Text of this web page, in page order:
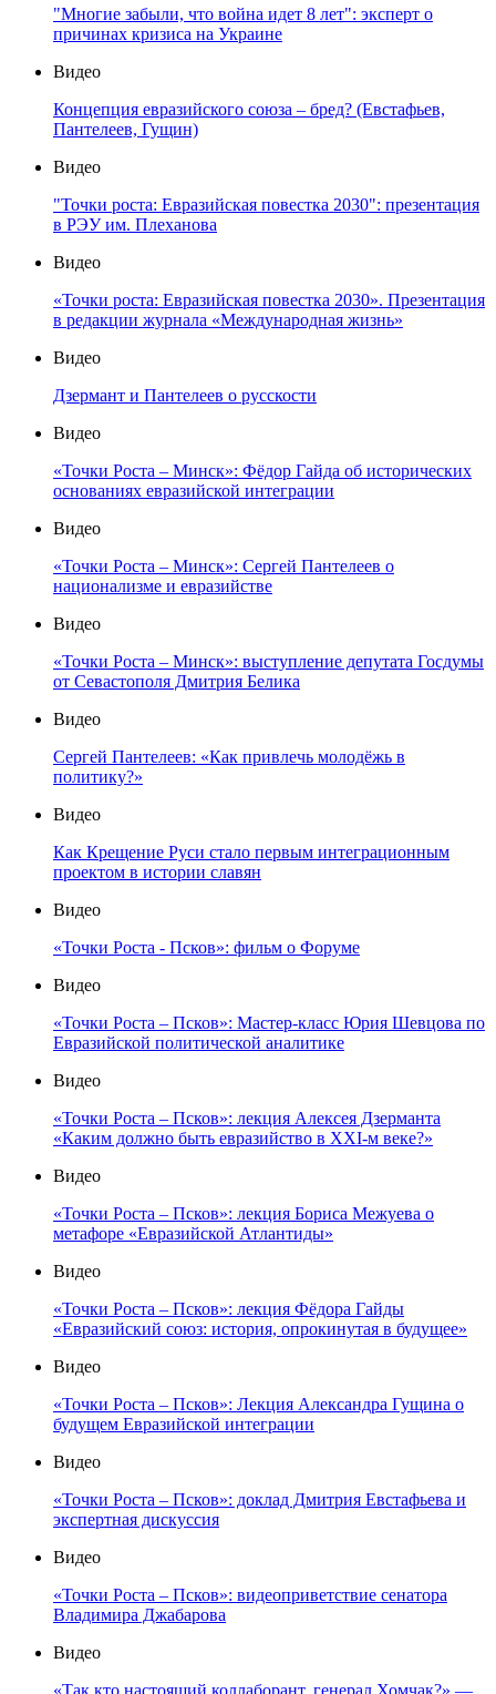
"Многие забыли, что война идет 8 лет": эксперт о
причинах кризиса на Украине
Видео
Концепция евразийского союза – бред? (Евстафьев,
Пантелеев, Гущин)
Видео
"Точки роста: Евразийская повестка 2030": презентация
в РЭУ им. Плеханова
Видео
«Точки роста: Евразийская повестка 2030». Презентация
в редакции журнала «Международная жизнь»
Видео
Дзермант и Пантелеев о русскости
Видео
«Точки Роста – Минск»: Фёдор Гайда об исторических
основаниях евразийской интеграции
Видео
«Точки Роста – Минск»: Сергей Пантелеев о
национализме и евразийстве
Видео
«Точки Роста – Минск»: выступление депутата Госдумы
от Севастополя Дмитрия Белика
Видео
Сергей Пантелеев: «Как привлечь молодёжь в
политику?»
Видео
Как Крещение Руси стало первым интеграционным
проектом в истории славян
Видео
«Точки Роста - Псков»: фильм о Форуме
Видео
«Точки Роста – Псков»: Мастер-класс Юрия Шевцова по
Евразийской политической аналитике
Видео
«Точки Роста – Псков»: лекция Алексея Дзерманта
«Каким должно быть евразийство в XXI-м веке?»
Видео
«Точки Роста – Псков»: лекция Бориса Межуева о
метафоре «Евразийской Атлантиды»
Видео
«Точки Роста – Псков»: лекция Фёдора Гайды
«Евразийский союз: история, опрокинутая в будущее»
Видео
«Точки Роста – Псков»: Лекция Александра Гущина о
будущем Евразийской интеграции
Видео
«Точки Роста – Псков»: доклад Дмитрия Евстафьева и
экспертная дискуссия
Видео
«Точки Роста – Псков»: видеоприветствие сенатора
Владимира Джабарова
Видео